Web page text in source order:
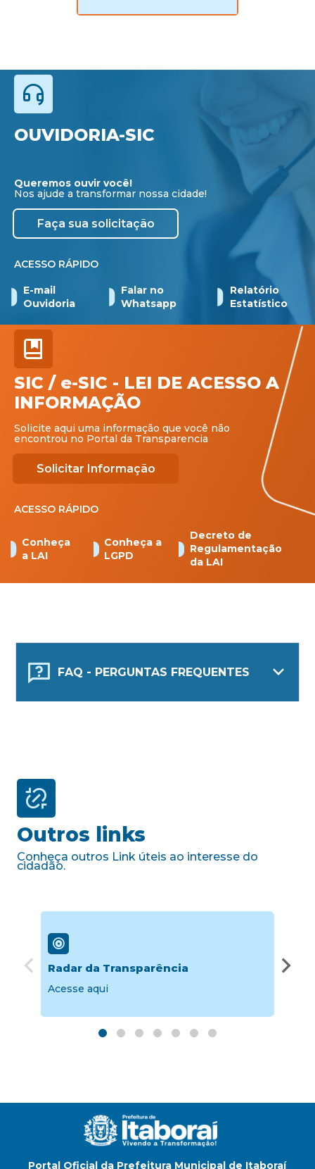
OUVIDORIA-SIC
Queremos ouvir você!
Nos ajude a transformar nossa cidade!
Faça sua solicitação
ACESSO RÁPIDO
E-mail
Ouvidoria
Falar no
Whatsapp
Relatório
Estatístico
SIC / e-SIC - LEI DE ACESSO A
INFORMAÇÃO
Solicite aqui uma informação que você não
encontrou no Portal da Transparencia
Solicitar Informação
ACESSO RÁPIDO
Conheça
a LAI
Conheça a
LGPD
Decreto de
Regulamentação
da LAI
FAQ - PERGUNTAS FREQUENTES
Outros links
Conheça outros Link úteis ao interesse do
cidadão.
Radar da Transparência
Acesse aqui
Portal Oficial da Prefeitura Municipal de Itaboraí